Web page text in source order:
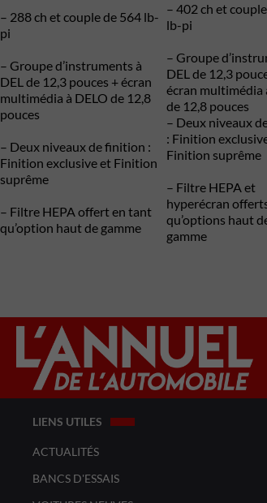
– 288 ch et couple de 564 lb-
pi
– Groupe d’instruments à
DEL de 12,3 pouces + écran
multimédia à DELO de 12,8
pouces
– Deux niveaux de finition :
Finition exclusive et Finition
suprême
– Filtre HEPA offert en tant
qu’option haut de gamme
– 402 ch et
lb-pi
– Groupe
DEL de 12,3
écran multimédia
de 12,8 pouces
– Deux niveaux
: Finition
Finition suprême
– Filtre HEPA et
hyperécran
qu’options haut
gamme
LIENS UTILES
ACTUALITÉS
BANCS D'ESSAIS